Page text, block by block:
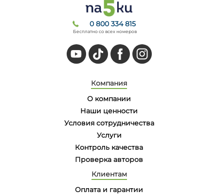
0 800 334 815
Бесплатно со всех номеров
Компания
О компании
Наши ценности
Условия сотрудничества
Услуги
Контроль качества
Проверка авторов
Клиентам
Оплата и гарантии